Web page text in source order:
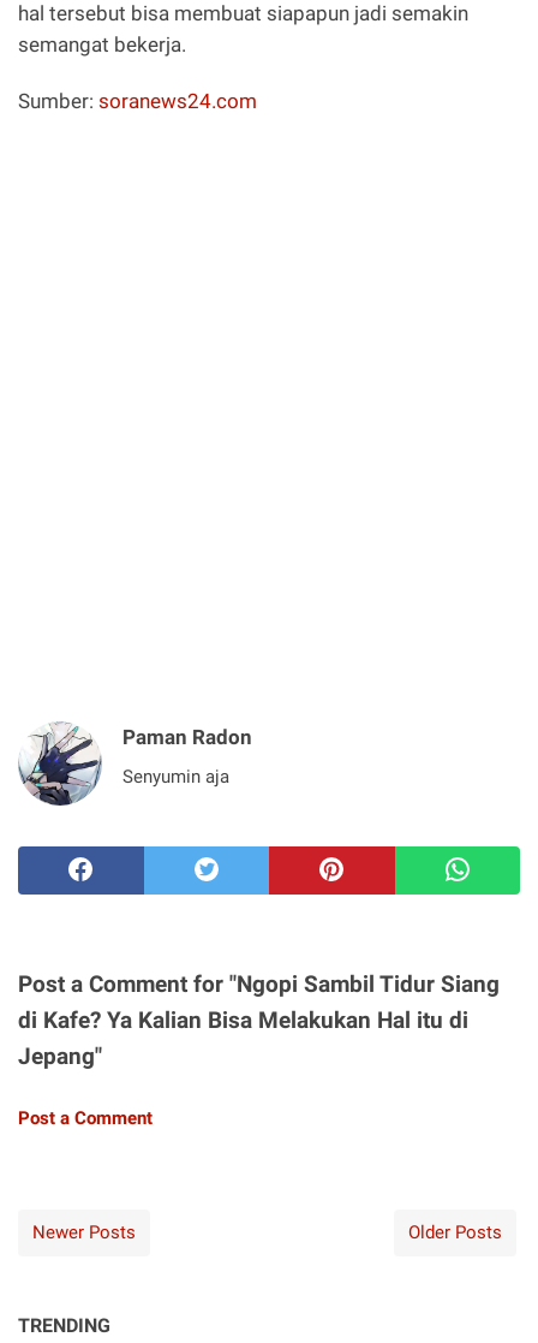
hal tersebut bisa membuat siapapun jadi semakin
semangat bekerja.
Sumber: soranews24.com
Paman Radon
Senyumin aja
Post a Comment for "Ngopi Sambil Tidur Siang
di Kafe? Ya Kalian Bisa Melakukan Hal itu di
Jepang"
Post a Comment
Newer Posts Older Posts
TRENDING